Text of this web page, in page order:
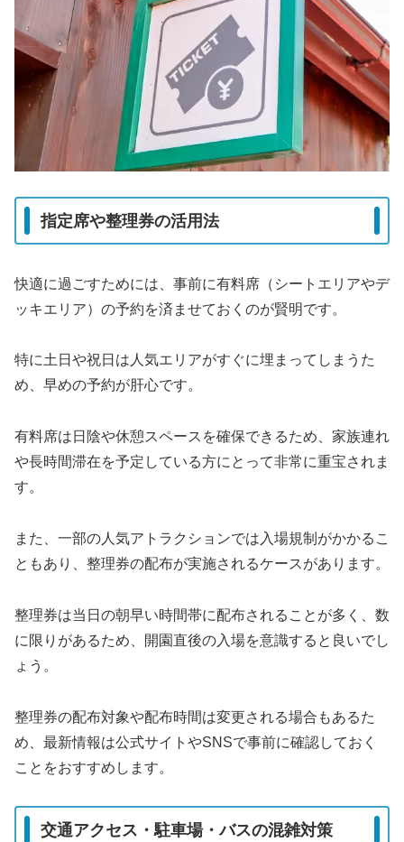
指定席や整理券の活用法
快適に過ごすためには、事前に有料席（シートエリアやデ
ッキエリア）の予約を済ませておくのが賢明です。
特に土日や祝日は人気エリアがすぐに埋まってしまうた
め、早めの予約が肝心です。
有料席は日陰や休憩スペースを確保できるため、家族連れ
や長時間滞在を予定している方にとって非常に重宝されま
す。
また、一部の人気アトラクションでは入場規制がかかるこ
ともあり、整理券の配布が実施されるケースがあります。
整理券は当日の朝早い時間帯に配布されることが多く、数
に限りがあるため、開園直後の入場を意識すると良いでし
ょう。
整理券の配布対象や配布時間は変更される場合もあるた
め、最新情報は公式サイトやSNSで事前に確認しておく
ことをおすすめします。
交通アクセス・駐車場・バスの混雑対策